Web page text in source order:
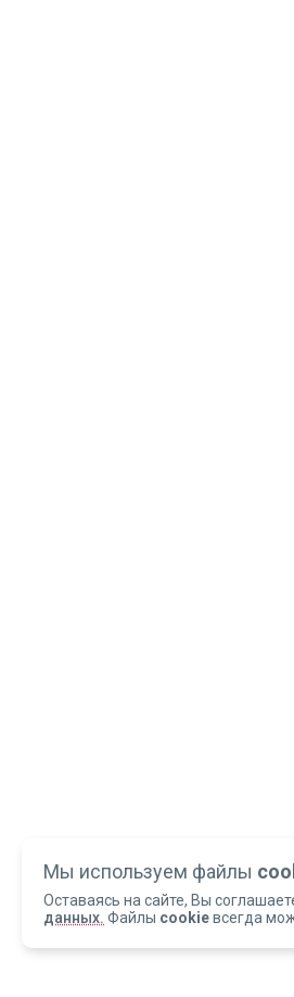
Мы используем файлы
Оставаясь на сайте, Вы
данных. Файлы cookieвсегда